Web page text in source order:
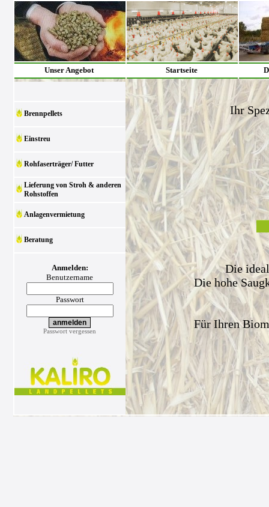
Unser Angebot Startseite
Brennpellets
Einstreu
Rohfaserträger/ Futter
Lieferung von Stroh & anderen
Rohstoffen
Anlagenvermietung
Beratung
Anmelden:
Benutzername
Passwort
Passwort vergessen
Ihr
Die
Die hohe
Für Ihren